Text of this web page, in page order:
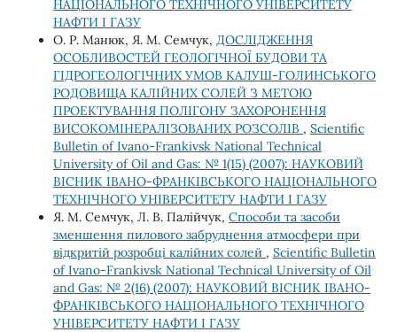
НАЦІОНАЛЬНОГО ТЕХНІЧНОГО УНІВЕРСИТЕТУ
НАФТИ І ГАЗУ
О. Р. Манюк, Я. М. Семчук, ДОСЛІДЖЕННЯ
ОСОБЛИВОСТЕЙ ГЕОЛОГІЧНОЇ БУДОВИ ТА
ГІДРОГЕОЛОГІЧНИХ УМОВ КАЛУШ-ГОЛИНСЬКОГО
РОДОВИЩА КАЛІЙНИХ СОЛЕЙ З МЕТОЮ
ПРОЕКТУВАННЯ ПОЛІГОНУ ЗАХОРОНЕННЯ
ВИСОКОМІНЕРАЛІЗОВАНИХ РОЗСОЛІВ , Scientific
Bulletin of Ivano-Frankivsk National Technical
University of Oil and Gas: № 1(15) (2007): НАУКОВИЙ
ВІСНИК ІВАНО-ФРАНКІВСЬКОГО НАЦІОНАЛЬНОГО
ТЕХНІЧНОГО УНІВЕРСИТЕТУ НАФТИ І ГАЗУ
Я. М. Семчук, Л. В. Палійчук, Способи та засоби
зменшення пилового забруднення атмосфери при
відкритій розробці калійних солей , Scientific Bulletin
of Ivano-Frankivsk National Technical University of Oil
and Gas: № 2(16) (2007): НАУКОВИЙ ВІСНИК ІВАНО-
ФРАНКІВСЬКОГО НАЦІОНАЛЬНОГО ТЕХНІЧНОГО
УНІВЕРСИТЕТУ НАФТИ І ГАЗУ